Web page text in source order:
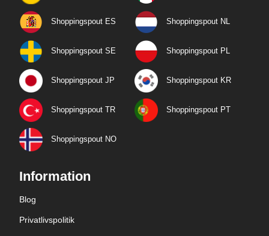
Shoppingspout ES Shoppingspout NL
Shoppingspout SE Shoppingspout PL
Shoppingspout JP Shoppingspout KR
Shoppingspout TR Shoppingspout PT
Shoppingspout NO
Information
Blog
Privatlivspolitik